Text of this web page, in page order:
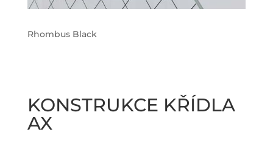
Rhombus Black
KONSTRUKCE KŘÍDLA
AX